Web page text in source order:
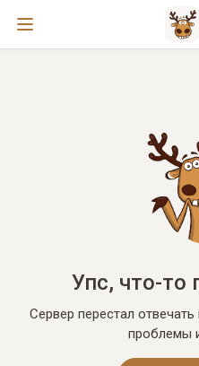
Упс, что-то
Сервер перестал
проблемы